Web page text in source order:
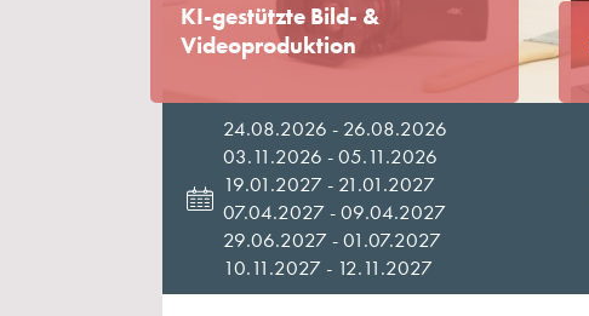
KI-gestützte Bild- &
Videoproduktion
24.08.2026 - 26.08.2026
03.11.2026 - 05.11.2026
19.01.2027 - 21.01.2027
07.04.2027 - 09.04.2027
29.06.2027 - 01.07.2027
10.11.2027 - 12.11.2027